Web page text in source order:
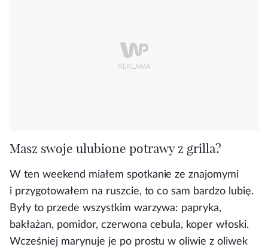
Masz swoje ulubione potrawy z grilla?
W ten weekend miałem spotkanie ze znajomymi
i przygotowałem na ruszcie, to co sam bardzo lubię.
Były to przede wszystkim warzywa: papryka,
bakłażan, pomidor, czerwona cebula, koper włoski.
Wcześniej marynuje je po prostu w oliwie z oliwek